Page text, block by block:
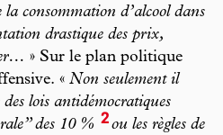
consommation d’alcool dans
drastique des prix,
» Sur le plan politique
« Non seulement il
lois antidémocratiques
des 10 % 2ou les règles de